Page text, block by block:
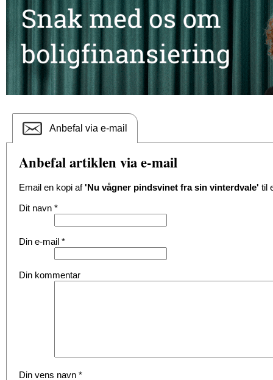
Anbefal via e-mail
Anbefal artiklen via e-mail
Email en kopi af'Nu vågner pindsvinet fra sin vinterdvale' til
Dit navn *
Din e-mail *
Din kommentar
Din vens navn *